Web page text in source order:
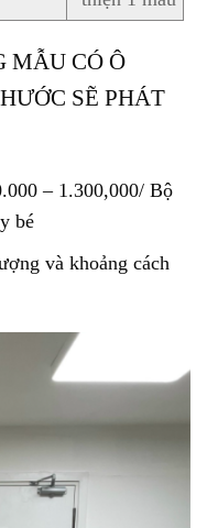
MẪU CÓ Ô
SẼ PHÁT
– 1.300,000/ Bộ
bé
và khoảng cách